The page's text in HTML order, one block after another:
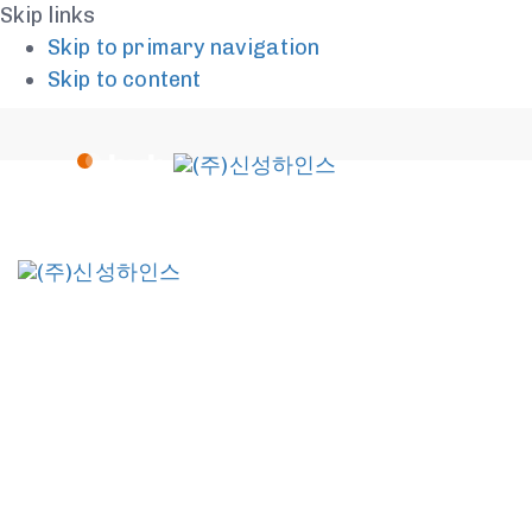
Skip links
Skip to primary navigation
Skip to content